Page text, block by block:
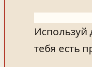
Используй
тебя есть